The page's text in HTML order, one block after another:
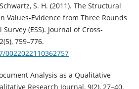
S. H. (2011). The Structural
Values-Evidence from Three Rounds
(ESS). Journal of Cross-
759–776.
0022022110362757
Analysis as a Qualitative
Research Journal, 9(2), 27–40.